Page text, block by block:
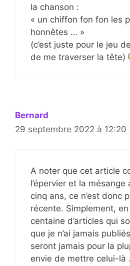
la chanson :
« un chiffon fon fon les
honnêtes … »
(c’est juste pour le jeu
de me traverser la tête)
Bernard
29 septembre 2022 à 12:20
A noter que cet article
l’épervier et la
cinq ans, ce n’est donc
récente. Simplement,
centaine d’articles qui
que je n’ai jamais
seront jamais pour la
envie de mettre celui-là